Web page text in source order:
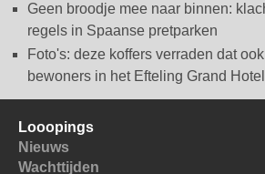
Geen broodje mee naar binnen:
regels in Spaanse pretparken
Foto's: deze koffers verraden dat
bewoners in het Efteling Grand
Looopings
Nieuws
Wachttijden